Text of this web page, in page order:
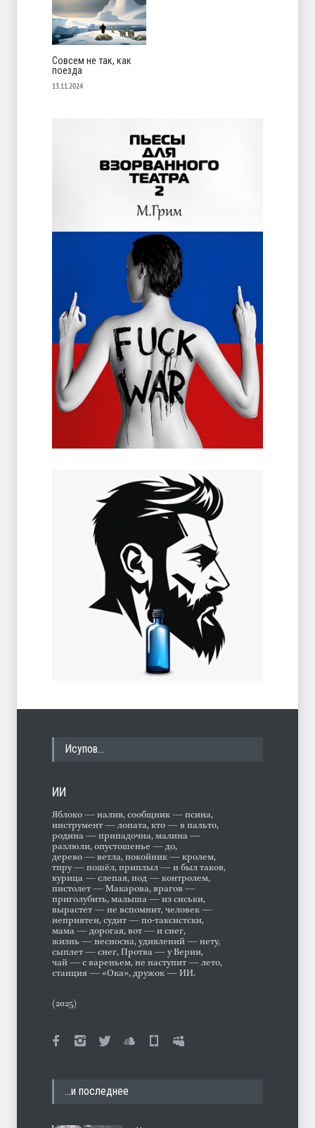
Совсем не так, как
поезда
13.11.2024
Исупов…
ИИ
Яблоко — налив, сообщник — псина,
инструмент — лопата, кто — в пальто,
родина — припадочна, малина —
разлюли, опустошенье — до,
дерево — ветла, покойник — кролем,
тпру — пошёл, приплыл — и был таков,
курица — слепая, под — контролем,
пистолет — Макарова, врагов —
приголубить, малыша — из сиськи,
вырастет — не вспомнит, человек —
неприятен, судит — по-таксистски,
мама — дорогая, вот — и снег,
жизнь — несносна, удивлений — нету,
сыплет — снег, Протва — у Верии,
чай — с вареньем, не наступит — лето,
станция — «Ока», дружок — ИИ.
(2025)
…и последнее